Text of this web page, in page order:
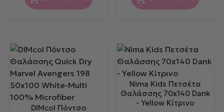
DIMcol Πόντσο
Nima Kids Πετσέτα
Θαλάσσης 70x140 Dank
- Yellow Κίτρινο